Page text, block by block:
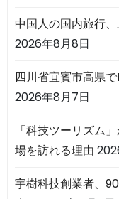
中国人の国内旅行
2026年8月8日
四川省宜賓市高県
2026年8月7日
「科技ツーリズム
場を訪れる理由
宇樹科技創業者、